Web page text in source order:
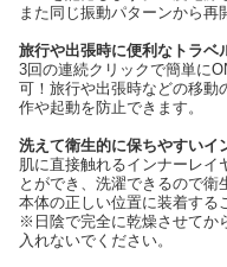
また同じ振動パターンから再
旅行や出張時に便利なトラベ
3回の連続クリックで簡単に
可！旅行や出張時などの移動
作や起動を防止できます。
洗えて衛生的に保ちやすいイ
肌に直接触れるインナーレイ
とができ、洗濯できるので
本体の正しい位置に装着する
※日陰で完全に乾燥させてか
入れないでください。